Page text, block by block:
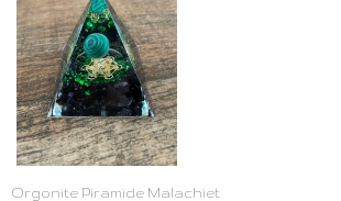
Orgonite Piramide Malachiet